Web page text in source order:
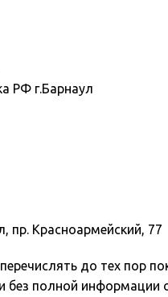
РФ г.Барнаул
пр. Красноармейский, 77
до тех пор
без полной информации